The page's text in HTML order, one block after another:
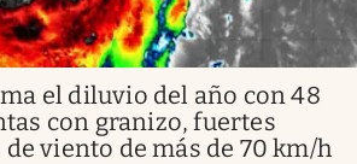
el diluvio del año con 48
con granizo, fuertes
viento de más de 70 km/h